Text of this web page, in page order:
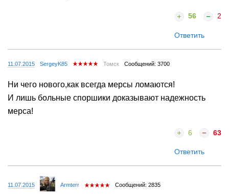
56 2
Ответить
11.07.2015 SergeyK85 Томск Сообщений: 3700
Ни чего нового,как всегда мерсы ломаются!
И лишь больные споршики доказывают надежность
мерса!
6 63
Ответить
11.07.2015 Armterr Сообщений: 2835